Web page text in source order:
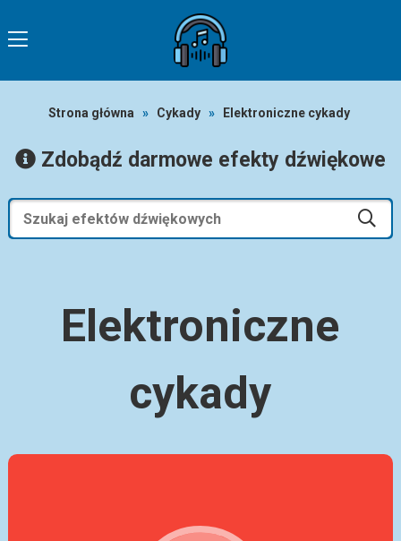
Strona główna » Cykady » Elektroniczne cykady
Zdobądź darmowe efekty dźwiękowe
Elektroniczne
cykady